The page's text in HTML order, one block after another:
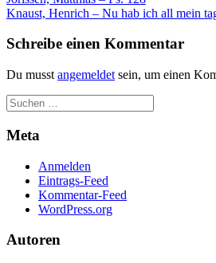
Knaust, Henrich – Nu hab ich all mein
Schreibe einen Kommentar
Du musst angemeldet sein, um einen
Meta
Anmelden
Eintrags-Feed
Kommentar-Feed
WordPress.org
Autoren
Website
während
so gut wie
funktioniert.
diese Cookies
verschwinden
Funktionen
von der
Website.
Marketing